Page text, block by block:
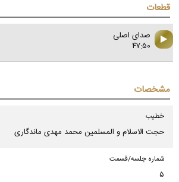
قطعات
صدای اصلی
۴۷:۵۰
مشخصات
خطیب
حجت الاسلام و المسلمین محمد مهدی ماندگاری
شماره جلسه/قسمت
۵